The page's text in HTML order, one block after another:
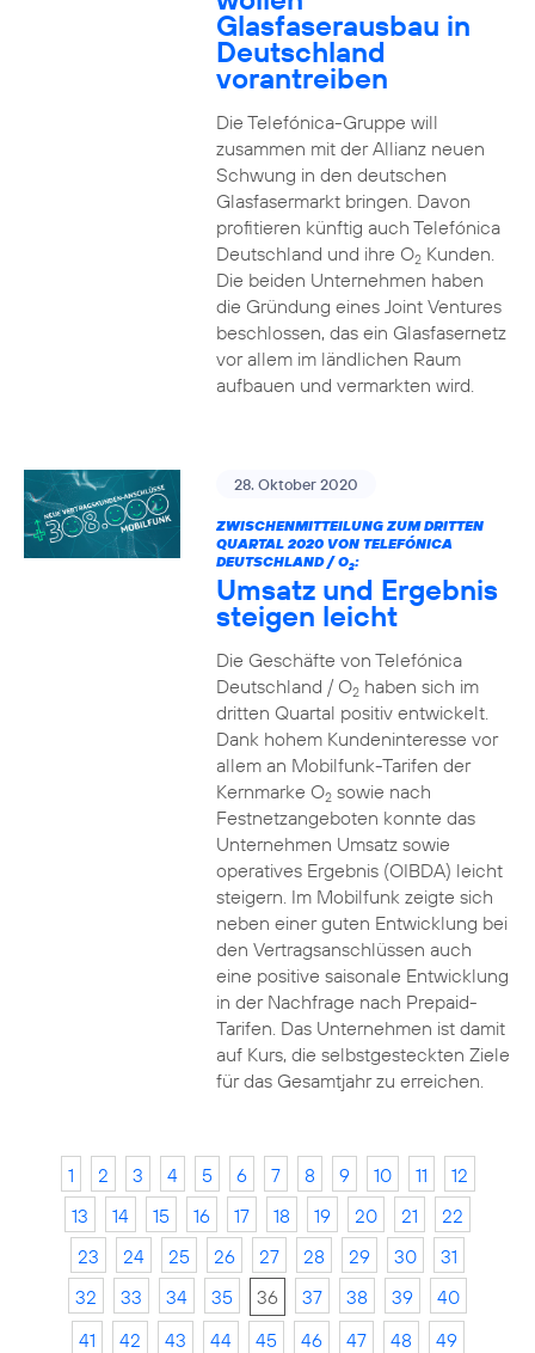
Glasfaserausbau in
Deutschland
vorantreiben
Die Telefónica-Gruppe will
zusammen mit der Allianz neuen
Schwung in den deutschen
Glasfasermarkt bringen. Davon
profitieren künftig auch Telefónica
Deutschland und ihre O2Kunden.
Die beiden Unternehmen haben
die Gründung eines Joint Ventures
beschlossen, das ein Glasfasernetz
vor allem im ländlichen Raum
aufbauen und vermarkten wird.
28. Oktober 2020
ZWISCHENMITTEILUNG ZUM DRITTEN
QUARTAL 2020 VON TELEFÓNICA
DEUTSCHLAND / O2:
Umsatz und Ergebnis
steigen leicht
Die Geschäfte von Telefónica
Deutschland / O2haben sich im
dritten Quartal positiv entwickelt.
Dank hohem Kundeninteresse vor
allem an Mobilfunk-Tarifen der
Kernmarke O2sowie nach
Festnetzangeboten konnte das
Unternehmen Umsatz sowie
operatives Ergebnis (OIBDA) leicht
steigern. Im Mobilfunk zeigte sich
neben einer guten Entwicklung bei
den Vertragsanschlüssen auch
eine positive saisonale Entwicklung
in der Nachfrage nach Prepaid-
Tarifen. Das Unternehmen ist damit
auf Kurs, die selbstgesteckten Ziele
für das Gesamtjahr zu erreichen.
1 2 3 4 5 6 7 8 9 10 11
12
13
14 15 16 17 18 19 20 21
22
23
24 25 26 27 28 29 30
31
32
33 34 35 36 37 38 39
40
41
42 43 44 45 46 47 48
49